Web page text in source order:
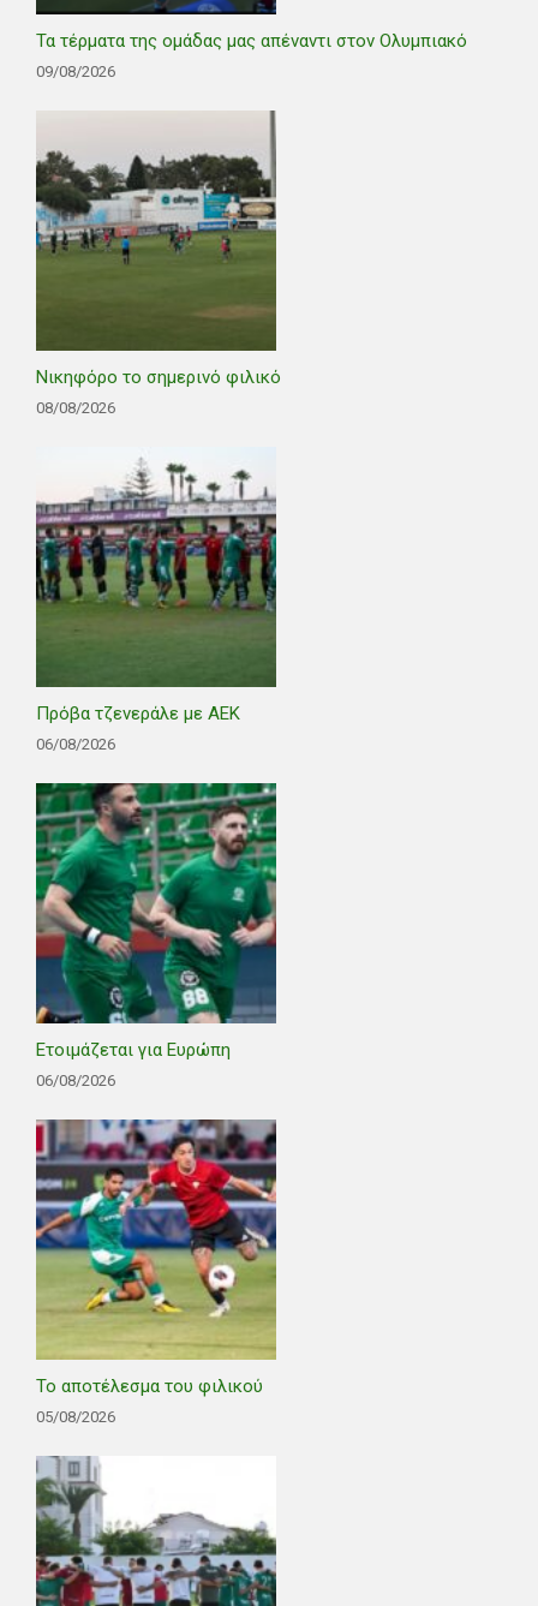
Τα τέρματα της ομάδας μας απέναντι στον Ολυμπιακό
09/08/2026
Νικηφόρο το σημερινό φιλικό
08/08/2026
Πρόβα τζενεράλε με ΑΕΚ
06/08/2026
Ετοιμάζεται για Ευρώπη
06/08/2026
Το αποτέλεσμα του φιλικού
05/08/2026